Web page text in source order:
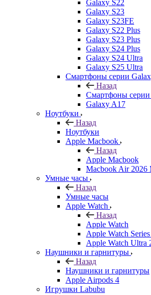
Galaxy S22
Galaxy S23
Galaxy S23FE
Galaxy S22 Plus
Galaxy S23 Plus
Galaxy S24 Plus
Galaxy S24 Ultra
Galaxy S25 Ultra
Смартфоны серии
Назад
Смартфоны серии
Galaxy A17
Ноутбуки
Назад
Ноутбуки
Apple Macbook
Назад
Apple Macbook
Macbook Air 2026
Умные часы
Назад
Умные часы
Apple Watch
Назад
Apple Watch
Apple Watch
Apple Watch Ultra
Наушники и гарнитуры
Назад
Наушники и гарнитуры
Apple Airpods 4
Игрушки Labubu